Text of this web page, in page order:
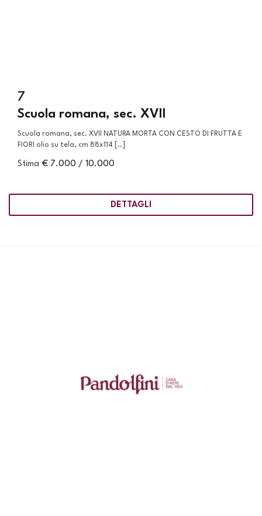
7
Scuola romana, sec. XVII
Scuola romana, sec. XVII NATURA MORTA CON CESTO DI FRUTTA E
FIORI olio su tela, cm 88x114 [..]
Stima € 7.000 / 10.000
DETTAGLI